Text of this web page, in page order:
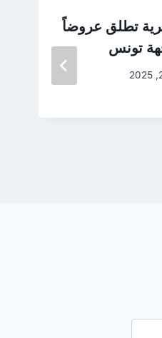
تطلق عروضاً
تونس